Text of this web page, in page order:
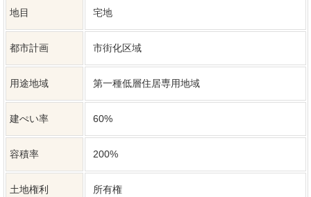
上水道 公共
ガス 個別
更新日
次回更新日 2026年09月07日
【2026年8月リフォーム完了予定】